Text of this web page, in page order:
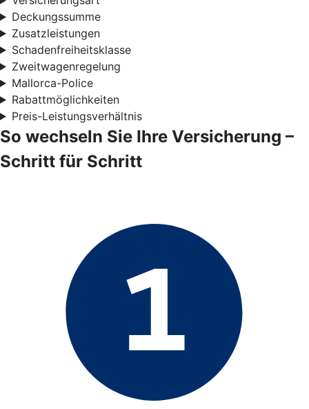
Deckungssumme
Zusatzleistungen
Schadenfreiheitsklasse
Zweitwagenregelung
Mallorca-Police
Rabattmöglichkeiten
Preis-Leistungsverhältnis
So wechseln Sie Ihre Versicherung –
Schritt für Schritt